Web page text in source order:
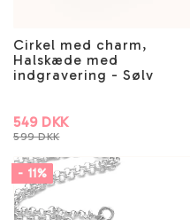
Cirkel med charm,
Halskæde med
indgravering - Sølv
599 DKK
549 DKK
- 11%